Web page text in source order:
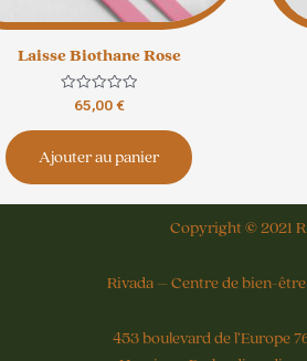
Laisse Biothane Rose
Note
sur
65,00€
Ajouter au panier
Copyright © 2021
Rivada – Centre de bien-
453 boulevard de l’Europe